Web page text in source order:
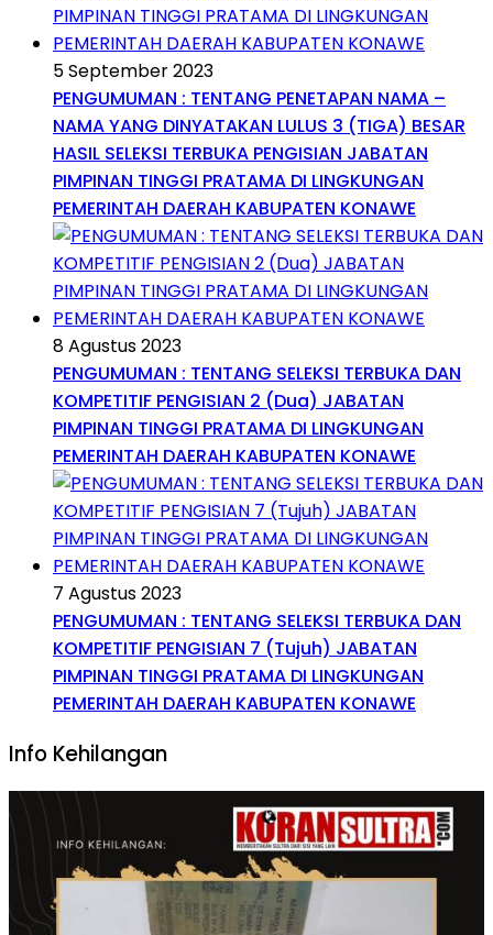
5 September 2023
PENGUMUMAN : TENTANG PENETAPAN NAMA –
NAMA YANG DINYATAKAN LULUS 3 (TIGA) BESAR
HASIL SELEKSI TERBUKA PENGISIAN JABATAN
PIMPINAN TINGGI PRATAMA DI LINGKUNGAN
PEMERINTAH DAERAH KABUPATEN KONAWE
8 Agustus 2023
PENGUMUMAN : TENTANG SELEKSI TERBUKA DAN
KOMPETITIF PENGISIAN 2 (Dua) JABATAN
PIMPINAN TINGGI PRATAMA DI LINGKUNGAN
PEMERINTAH DAERAH KABUPATEN KONAWE
7 Agustus 2023
PENGUMUMAN : TENTANG SELEKSI TERBUKA DAN
KOMPETITIF PENGISIAN 7 (Tujuh) JABATAN
PIMPINAN TINGGI PRATAMA DI LINGKUNGAN
PEMERINTAH DAERAH KABUPATEN KONAWE
Info Kehilangan